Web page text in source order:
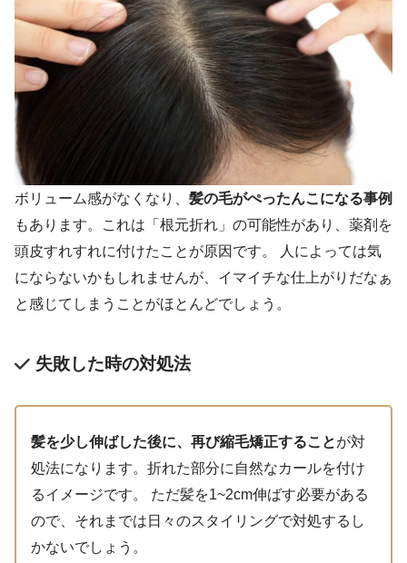
ボリューム感がなくなり、 髪の毛がぺったんこになる事例
もあります。これは「根元折れ」の可能性があり、薬剤を
頭皮すれすれに付けたことが原因です。 人によっては気
にならないかもしれませんが、イマイチな仕上がりだなぁ
と感じてしまうことがほとんどでしょう。
失敗した時の対処法
髪を少し伸ばした後に、再び縮毛矯正することが対
処法になります。折れた部分に自然なカールを付け
るイメージです。 ただ髪を1~2cm伸ばす必要がある
ので、それまでは日々のスタイリングで対処するし
かないでしょう。